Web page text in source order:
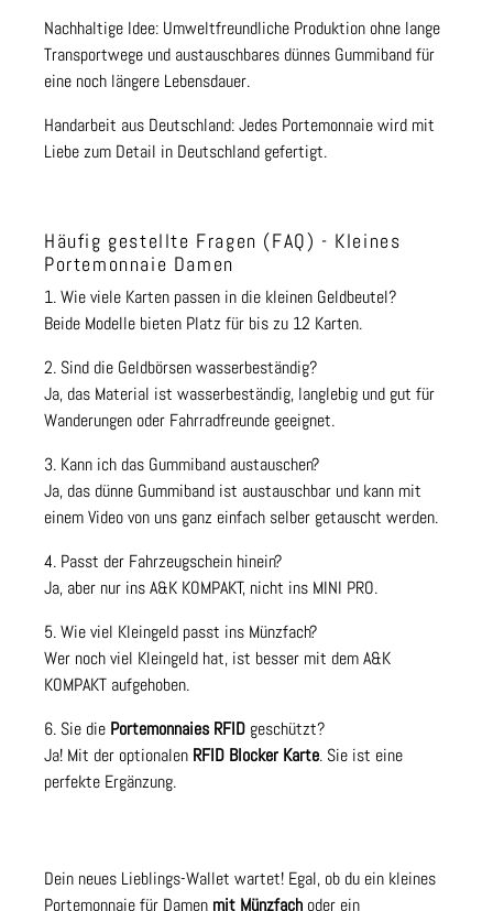
Nachhaltige Idee: Umweltfreundliche Produktion ohne lange
Transportwege und austauschbares dünnes Gummiband für
eine noch längere Lebensdauer.
Handarbeit aus Deutschland: Jedes Portemonnaie wird mit
Liebe zum Detail in Deutschland gefertigt.
Häufig gestellte Fragen (FAQ) - Kleines
Portemonnaie Damen
1. Wie viele Karten passen in die kleinen Geldbeutel?
Beide Modelle bieten Platz für bis zu 12 Karten.
2. Sind die Geldbörsen wasserbeständig?
Ja, das Material ist wasserbeständig, langlebig und gut für
Wanderungen oder Fahrradfreunde geeignet.
3. Kann ich das Gummiband austauschen?
Ja, das dünne Gummiband ist austauschbar und kann mit
einem Video von uns ganz einfach selber getauscht werden.
4. Passt der Fahrzeugschein hinein?
Ja, aber nur ins A&K KOMPAKT, nicht ins MINI PRO.
5. Wie viel Kleingeld passt ins Münzfach?
Wer noch viel Kleingeld hat, ist besser mit dem A&K
KOMPAKT aufgehoben.
6. Sie die Portemonnaies RFID geschützt?
Ja! Mit der optionalen RFID Blocker Karte. Sie ist eine
perfekte Ergänzung.
Dein neues Lieblings-Wallet wartet! Egal, ob du ein kleines
Portemonnaie für Damen mit Münzfach oder ein